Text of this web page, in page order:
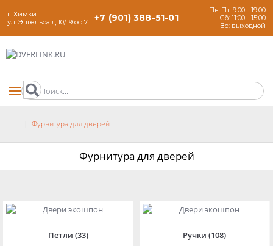
г. Химки
ул. Энгельса д 10/19 оф 7
+7 (901) 388-51-01
Пн-Пт: 9:00 - 19:00
Сб: 11:00 - 15:00
Вс: выходной
Фурнитура для дверей
Фурнитура для дверей
Петли (33) Ручки (108)